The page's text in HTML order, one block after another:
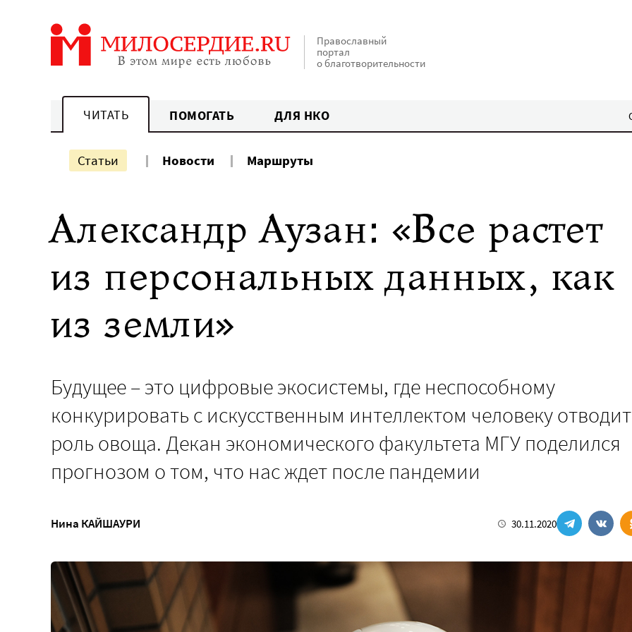
Православный
портал
о благотворительности
ЧИТАТЬ ПОМОГАТЬ ДЛЯ НКО
Статьи Новости Маршруты
Александр Аузан: «Все растет
из персональных данных, как
из земли»
Будущее – это цифровые экосистемы, где неспособному
конкурировать с искусственным интеллектом человеку
роль овоща. Декан экономического факультета МГУ поделился
прогнозом о том, что нас ждет после пандемии
Нина КАЙШАУРИ 30.11.2020